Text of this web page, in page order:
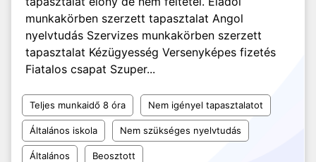
munkakörben szerzett tapasztalat Angol
nyelvtudás Szervizes munkakörben szerzett
tapasztalat Kézügyesség Versenyképes fizetés
Fiatalos csapat Szuper...
Teljes munkaidő 8 óra Nem igényel tapasztalatot
Általános iskola Nem szükséges nyelvtudás
Általános Beosztott